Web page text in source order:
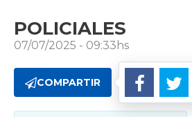
POLICIALES
07/07/2025 - 09:33hs
COMPARTIR